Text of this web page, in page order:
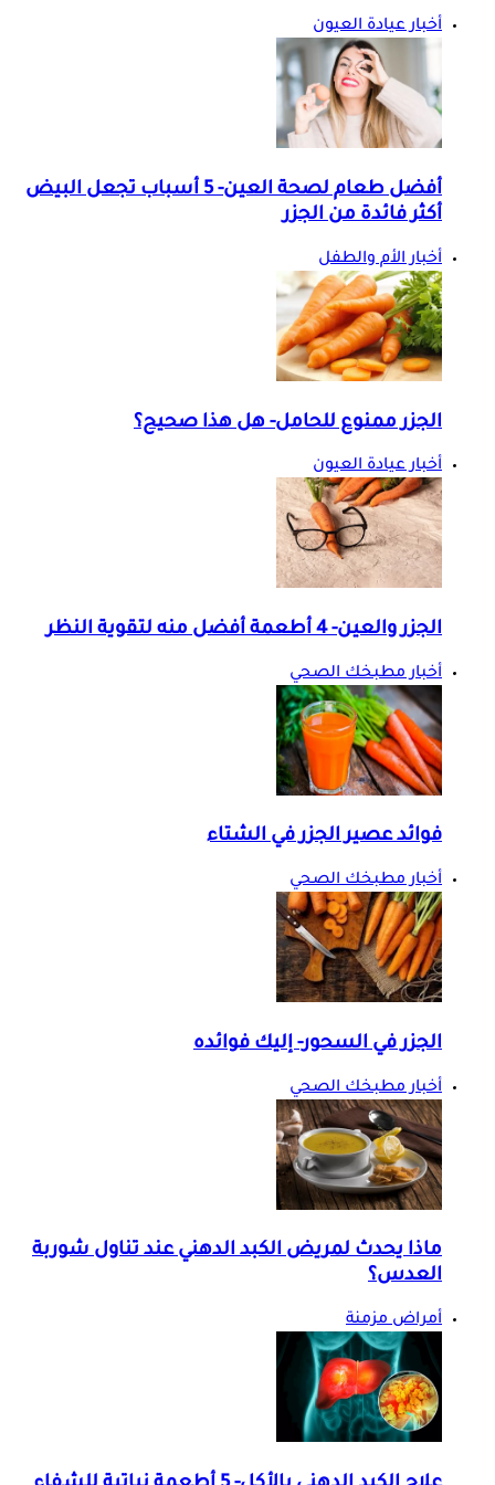
أخبار عيادة العيون
أفضل طعام لصحة العين- 5 أسباب تجعل البيض
أكثر فائدة من الجزر
أخبار الأم والطفل
الجزر ممنوع للحامل- هل هذا صحيح؟
أخبار عيادة العيون
الجزر والعين- 4 أطعمة أفضل منه لتقوية النظر
أخبار مطبخك الصحي
فوائد عصير الجزر في الشتاء
أخبار مطبخك الصحي
الجزر في السحور- إليك فوائده
أخبار مطبخك الصحي
ماذا يحدث لمريض الكبد الدهني عند تناول شوربة
العدس؟
أمراض مزمنة